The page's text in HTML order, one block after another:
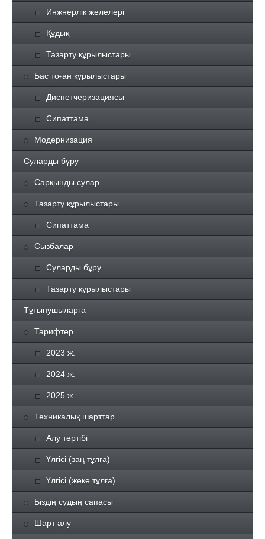
Инжнерлік желелері
Құдық
Тазарту құрылыстары
Бас тоған құрылыстары
Диспетчеризациясы
Сипаттама
Модернизация
Суларды бұру
Сарқынды сулар
Тазарту құрылыстары
Сипаттама
Сызбалар
Суларды бұру
Тазарту құрылыстары
Тұтынушыларға
Тарифтер
2023 ж.
2024 ж.
2025 ж.
Техникалық шарттар
Алу тәртібі
Үлгісі (заң тұлға)
Үлгісі (жеке тұлға)
Біздің судың сапасы
Шарт алу